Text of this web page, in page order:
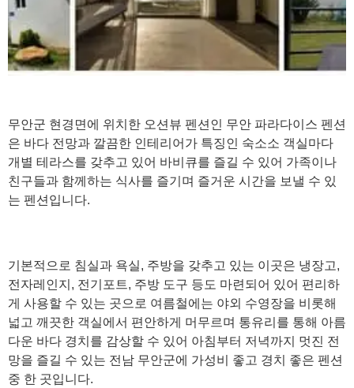
무안군 현경면에 위치한 오션뷰 펜션인 무안 파라다이스 펜션
은 바다 전망과 깔끔한 인테리어가 특징인 숙소소 객실마다
개별 테라스를 갖추고 있어 바비큐를 즐길 수 있어 가족이나
친구들과 함께하는 식사를 즐기며 즐거운 시간을 보낼 수 있
는 펜션입니다.
기본적으로 침실과 욕실, 주방을 갖추고 있는 이곳은 냉장고,
전자레인지, 전기포트, 주방 도구 등도 마련되어 있어 편리하
게 사용할 수 있는 곳으로 여름철에는 야외 수영장을 비롯해
넓고 깨끗한 객실에서 편안하게 머무르며 통유리를 통해 아름
다운 바다 경치를 감상할 수 있어 아침부터 저녁까지 멋진 전
망을 즐길 수 있는 전남 무안군에 가성비 좋고 경치 좋은 펜션
중 한 곳입니다.